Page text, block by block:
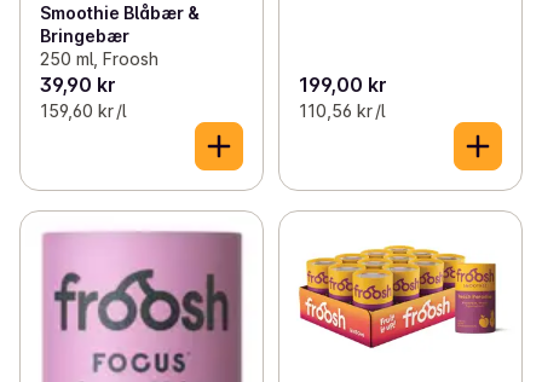
Smoothie Blåbær &
Bringebær
250 ml, Froosh
39,90 kr
159,60 kr /l
199,00 kr
110,56 kr /l